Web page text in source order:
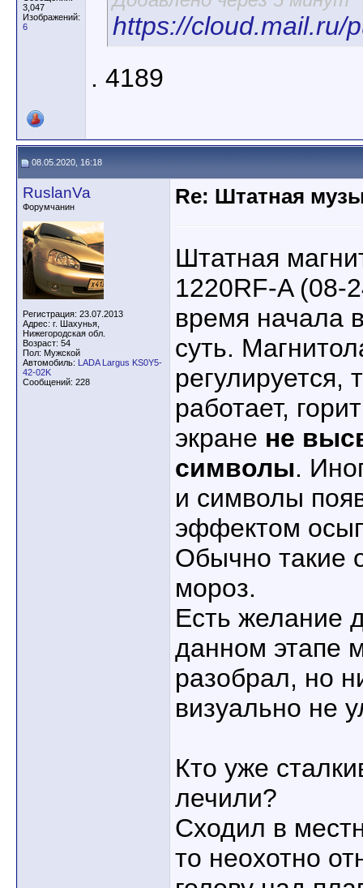
3,047
Изображений:
6
https://cloud.mail.ru/
. 4189
08.05.2020, 16:18
RuslanVa
Форумчанин
Регистрация: 23.07.2013
Адрес: г. Шахунья,
Нижегородская обл.
Возраст: 54
Пол: Мужской
Автомобиль: LADA Largus KS0Y5-
42-02K
Сообщений: 228
Re: Штатная
Штатная
1220RF-A (08-
время начала
суть.
регулируется,
работает,
экране не
символы.
и символы
эффектом
Обычно такие
мороз.
Есть желание
данном этапе
разобрал, но
визуально не
Кто уже
лечили?
Сходил в
то неохотно